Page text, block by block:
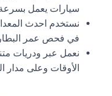
سيارات يعمل بسرعة
نستخدم احدث
في فحص عمر
نعمل عبر ودريات
الأوقات وعلى مدار